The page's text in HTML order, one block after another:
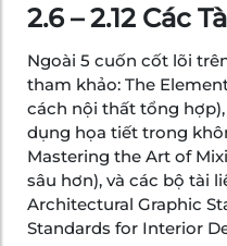
2.6 – 2.12 Các
Ngoài 5 cuốn cốt lõi
tham khảo: The
cách nội thất tổng
dụng họa tiết trong
Mastering the Art of
sâu hơn), và các bộ tài
Architectural Graphic
Standards for Interior